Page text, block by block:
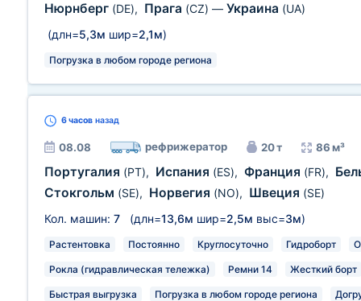
Нюрнберг (DE), Прага (CZ) — Украина (UA)
(длн=5,3м шир=2,1м)
Погрузка в любом городе региона
6 часов назад
08.08 рефрижератор 20 т 86 м³
Португалия (PT), Испания (ES), Франция (FR),
Стокгольм (SE), Норвегия (NO), Швеция (SE)
Кол. машин: 7 (длн=13,6м шир=2,5м выс=3м)
Растентовка Постоянно Круглосуточно Гидроборт
Рокла (гидравлическая тележка) Ремни 14 Жесткий борт
Быстрая выгрузка Погрузка в любом городе региона